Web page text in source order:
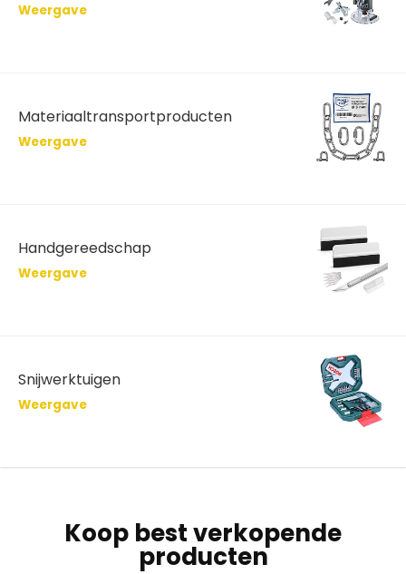
Weergave
Materiaaltransportproducten
Weergave
Handgereedschap
Weergave
Snijwerktuigen
Weergave
Koop best verkopende
producten